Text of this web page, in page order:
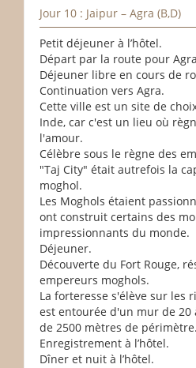
Jour 10 : Jaipur – Agra (B,D)
Petit déjeuner à l’hôtel.
Départ par la route pour
Déjeuner libre en cours de
Continuation vers Agra.
Cette ville est un site de
Inde, car c'est un lieu où
l'amour.
Célèbre sous le règne des
"Taj City" était autrefois la
moghol.
Les Moghols étaient
ont construit certains des
impressionnants du monde.
Déjeuner.
Découverte du Fort Rouge,
empereurs moghols.
La forteresse s'élève sur les
est entourée d'un mur de 20
de 2500 mètres de périmètre.
Enregistrement à l’hôtel.
Dîner et nuit à l’hôtel.